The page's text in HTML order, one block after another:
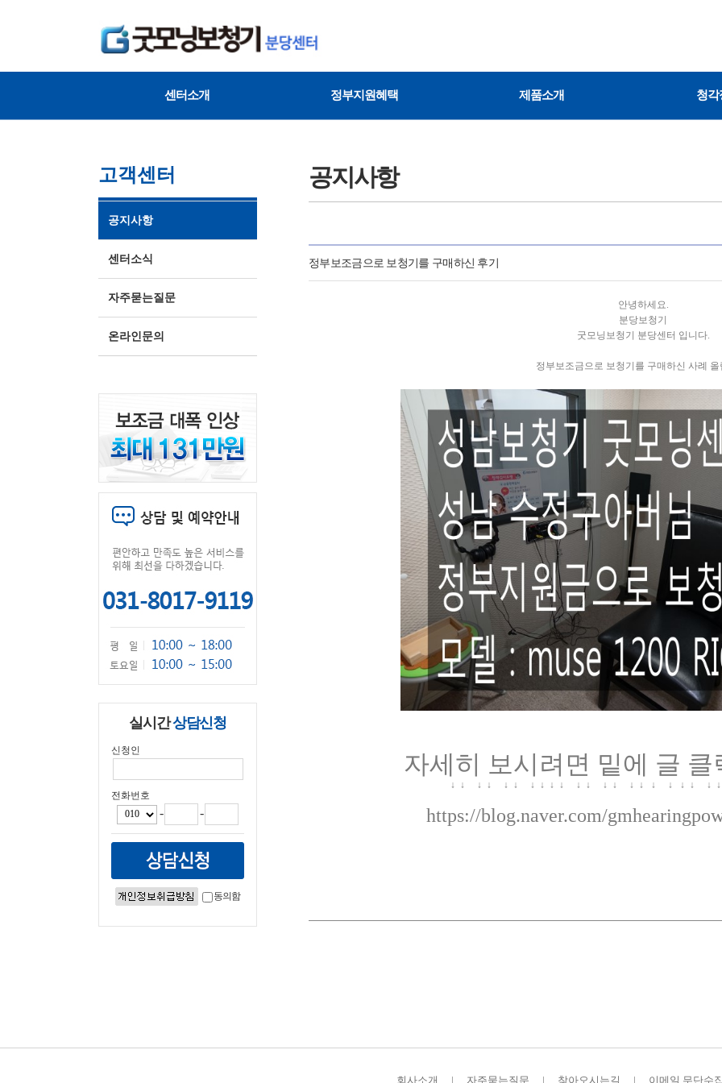
센터소개 정부지원혜택 제품소개 청각
고객센터
공지사항
센터소식
자주묻는질문
온라인문의
실시간상담신청
신청인
전화번호
- -
동의함
공지사항
정부보조금으로 보청기를 구매하신 후기
안녕하세요.
분당보청기
굿모닝보청기 분당센터 입니다.
정부보조금으로 보청기를 구매하신 사례 올
자세히 보시려면 밑에 글
↓ ↓ ↓ ↓ ↓ ↓ ↓ ↓ ↓ ↓ ↓ ↓ ↓ ↓ ↓ ↓ ↓ ↓ ↓ ↓ ↓ ↓
https://blog.naver.com/
회사소개 | 자주묻는질문 | 찾아오시는길 | 이메일 무단수